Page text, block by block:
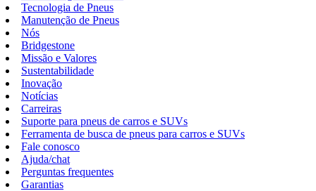
Tecnologia de Pneus
Manutenção de Pneus
Nós
Bridgestone
Missão e Valores
Sustentabilidade
Inovação
Notícias
Carreiras
Suporte para pneus de carros e SUVs
Ferramenta de busca de pneus para carros e SUVs
Fale conosco
Ajuda/chat
Perguntas frequentes
Garantias